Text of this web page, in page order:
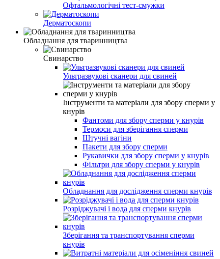
Офтальмологічні тест-смужки
Дерматоскопи
Обладнання для тваринництва
Свинарство
Ультразвукові сканери для свиней
Інструменти та матеріали для збору сперми у
кнурів
Фантоми для збору сперми у кнурів
Термоси для зберігання сперми
Штучні вагіни
Пакети для збору сперми
Рукавички для збору сперми у кнурів
Фільтри для збору сперми у кнурів
Обладнання для дослідження сперми кнурів
Розріджувачі і вода для сперми кнурів
Зберігання та транспортування сперми
кнурів